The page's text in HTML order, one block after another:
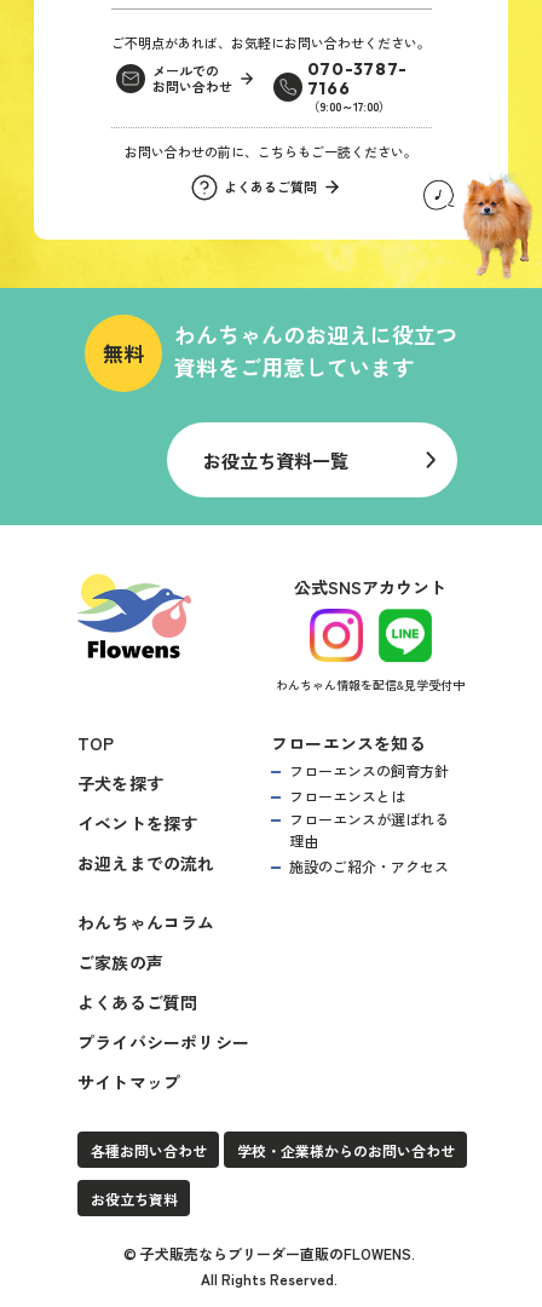
ご不明点があれば、お気軽にお問い合わせください。
メールでの
お問い合わせ
070-3787-
7166
（9:00～17:00）
お問い合わせの前に、こちらもご一読ください。
よくあるご質問
無料
わんちゃんのお迎えに役立つ
資料をご用意しています
お役立ち資料一覧
公式SNSアカウント
わんちゃん情報を配信&見学受付中
TOP
子犬を探す
イベントを探す
お迎えまでの流れ
フローエンスを知る
フローエンスの飼育方針
フローエンスとは
フローエンスが選ばれる
理由
施設のご紹介・アクセス
わんちゃんコラム
ご家族の声
よくあるご質問
プライバシーポリシー
サイトマップ
各種お問い合わせ 学校・企業様からのお問い合わせ
お役立ち資料
© 子犬販売ならブリーダー直販のFLOWENS.
All Rights Reserved.